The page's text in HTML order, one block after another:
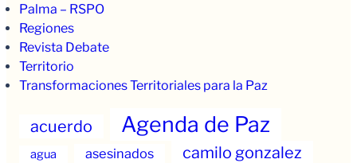
Palma – RSPO
Regiones
Revista Debate
Territorio
Transformaciones Territoriales para la Paz
acuerdo Agenda de Paz
agua asesinados camilo gonzalez